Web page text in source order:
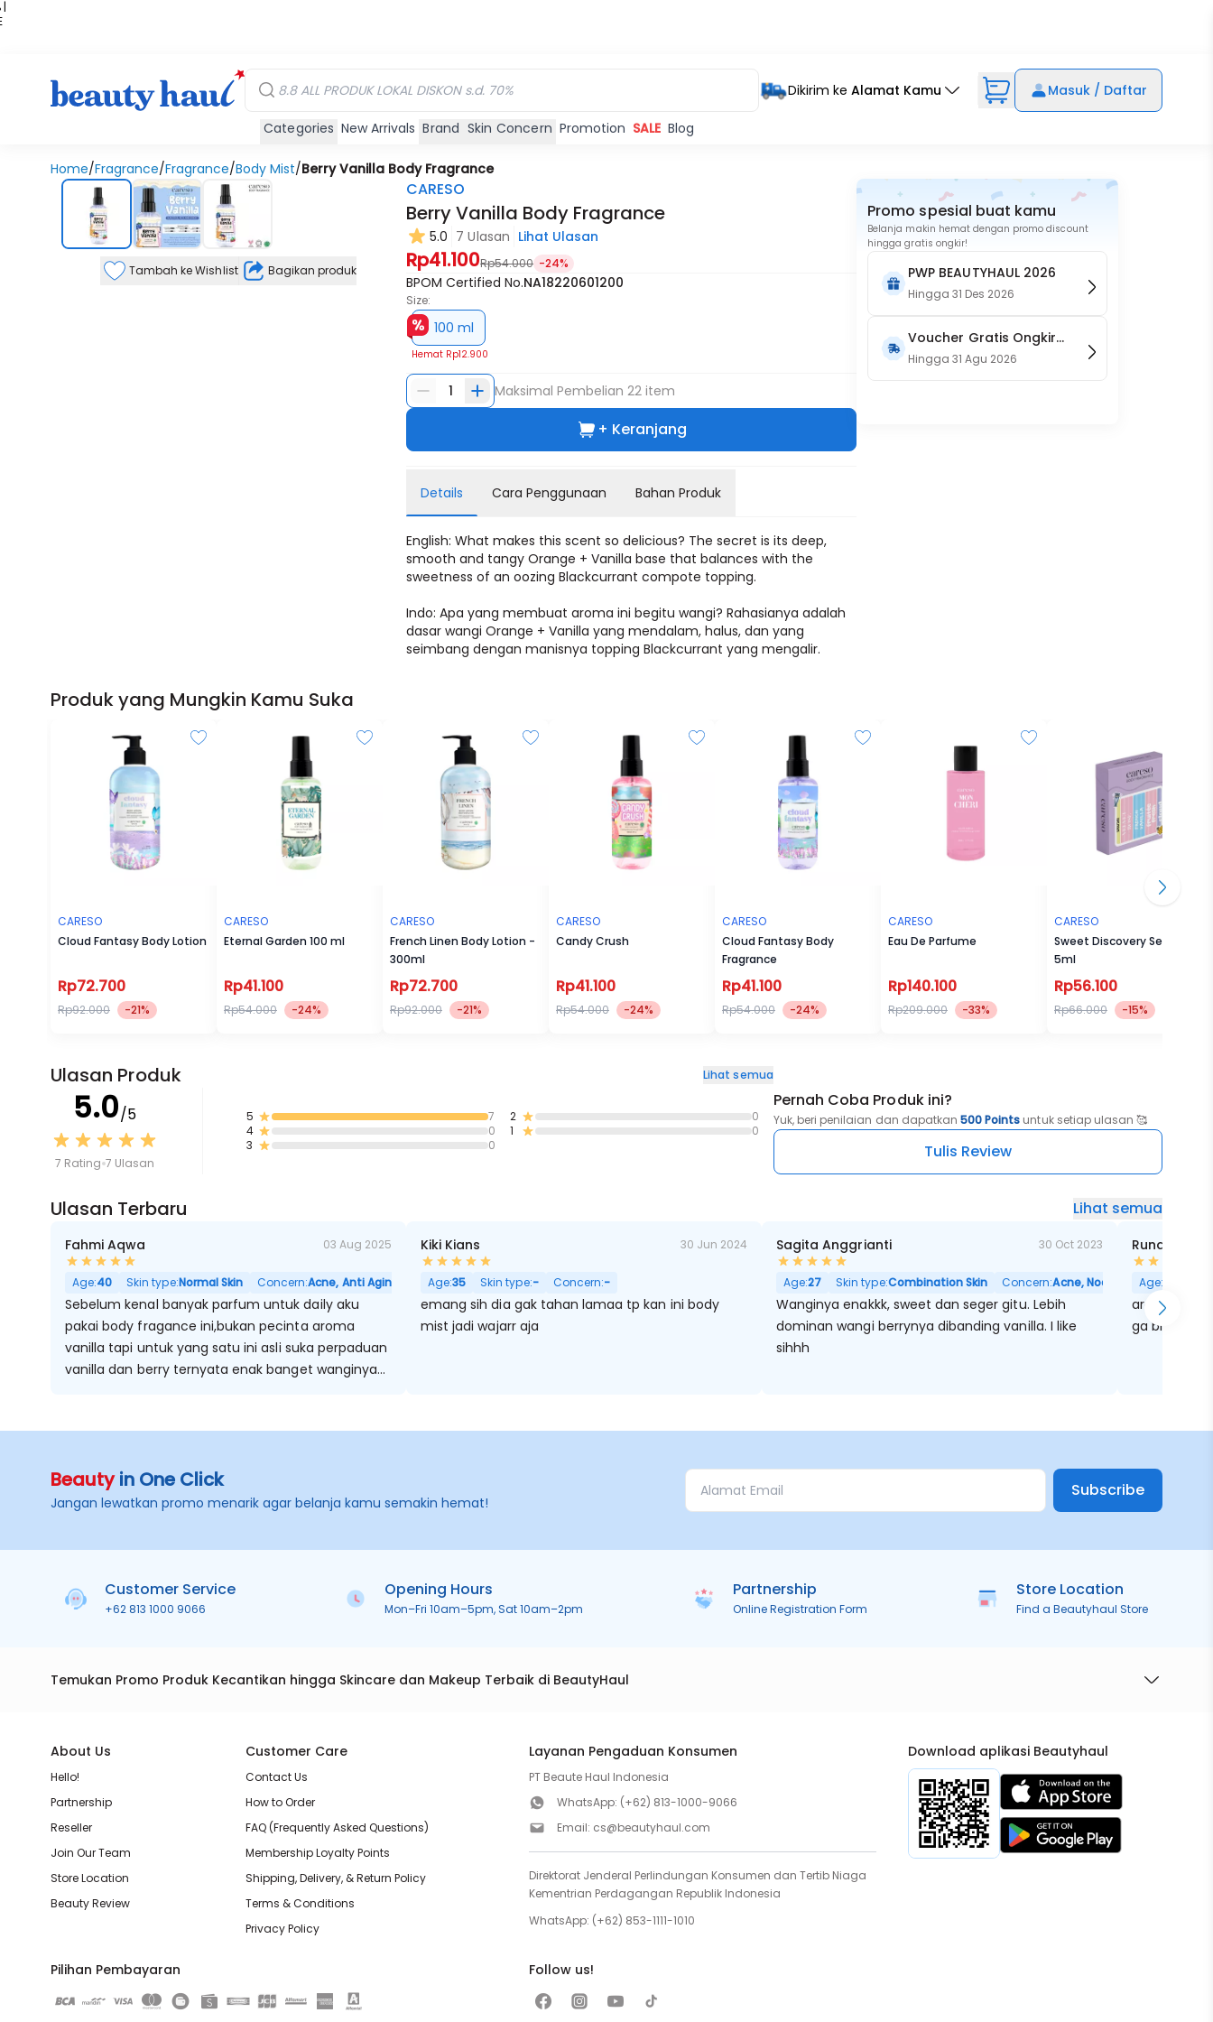
|
Dikirim ke Alamat Kamu Masuk / Daftar
Categories New Arrivals Brand Skin Concern Promotion SALE Blog
Home/Fragrance/Fragrance/Body Mist/Berry Vanilla Body Fragrance
Tambah ke Wishlist Bagikan produk
CARESO
Berry Vanilla Body Fragrance
5.0 7 Ulasan Lihat Ulasan
Rp41.100Rp54.000 -24%
BPOM Certified No.NA18220601200
Size:
100 ml
Hemat Rp12.900
1 Maksimal Pembelian22 item
+ Keranjang
Details Cara Penggunaan Bahan Produk
English: What makes this scent so delicious? The secret is its deep,
smooth and tangy Orange + Vanilla base that balances with the
sweetness of an oozing Blackcurrant compote topping.
Indo: Apa yang membuat aroma ini begitu wangi? Rahasianya adalah
dasar wangi Orange + Vanilla yang mendalam, halus, dan yang
seimbang dengan manisnya topping Blackcurrant yang mengalir.
Promo spesial buat kamu
Belanja makin hemat dengan promo discount
hingga gratis ongkir!
PWP BEAUTYHAUL 2026
Hingga31 Des 2026
Voucher Gratis Ongkir
15RB (Only on Website)
Hingga31 Agu 2026
Produk yang Mungkin Kamu Suka
CARESO
Cloud Fantasy Body Lotion
Rp72.700
Rp92.000 -21%
CARESO
Eternal Garden 100 ml
Rp41.100
Rp54.000 -24%
CARESO
French Linen Body Lotion -
300ml
Rp72.700
Rp92.000 -21%
CARESO
Candy Crush
Rp41.100
Rp54.000 -24%
CARESO
Cloud Fantasy Body
Fragrance
Rp41.100
Rp54.000 -24%
CARESO
Eau De Parfume
Rp140.100
Rp209.000 -33%
CARESO
Sweet Discovery Set - 5 x
5ml
Rp56.100
Rp66.000 -15%
Ulasan Produk Lihat semua
5.0/5
7 Rating 7 Ulasan
5
7
4
0
3
0
2
0
1
0
Pernah Coba Produk ini?
Yuk, beri penilaian dan dapatkan 500 Points untuk setiap ulasan 🥰
Tulis Review
Ulasan Terbaru Lihat semua
Fahmi Aqwa 03 Aug 2025
Age:40 Skin type:Normal Skin Concern:Acne, Anti Aging, Noda Hitam, Pori Besar
Sebelum kenal banyak parfum untuk daily aku
pakai body fragance ini,bukan pecinta aroma
vanilla tapi untuk yang satu ini asli suka perpaduan
vanilla dan berry ternyata enak banget wanginya
Kiki Kians 30 Jun 2024
Age:35 Skin type:- Concern:-
emang sih dia gak tahan lamaa tp kan ini body
mist jadi wajarr aja
Sagita Anggrianti 30 Oct 2023
Age:27 Skin type:Combination Skin Concern:Acne, Noda Hitam,
Wanginya enakkk, sweet dan seger gitu. Lebih
dominan wangi berrynya dibanding vanilla. I like
sihhh
Runaa R
Age:
aroma
ga bikin
Beautyin One Click
Jangan lewatkan promo menarik agar belanja kamu semakin hemat!
Subscribe
Customer Service
+62 813 1000 9066
Opening Hours
Mon–Fri 10am–5pm, Sat 10am–2pm
Partnership
Online Registration Form
Store Location
Find a Beautyhaul Store
Temukan Promo Produk Kecantikan hingga Skincare dan Makeup Terbaik di BeautyHaul
About Us
Hello!
Partnership
Reseller
Join Our Team
Store Location
Beauty Review
Customer Care
Contact Us
How to Order
FAQ (Frequently Asked Questions)
Membership Loyalty Points
Shipping, Delivery, & Return Policy
Terms & Conditions
Privacy Policy
Layanan Pengaduan Konsumen
PT Beaute Haul Indonesia
WhatsApp: (+62) 813-1000-9066
Email: cs@beautyhaul.com
Direktorat Jenderal Perlindungan Konsumen dan Tertib Niaga
Kementrian Perdagangan Republik Indonesia
WhatsApp: (+62) 853-1111-1010
Download aplikasi Beautyhaul
Pilihan Pembayaran Follow us!